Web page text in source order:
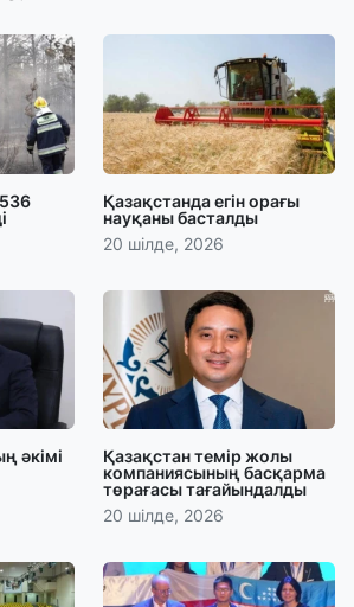
Қазақстанда егін орағы
науқаны басталды
20 шілде, 2026
әкімі
Қазақстан темір жолы
компаниясының басқарма
төрағасы тағайындалды
20 шілде, 2026